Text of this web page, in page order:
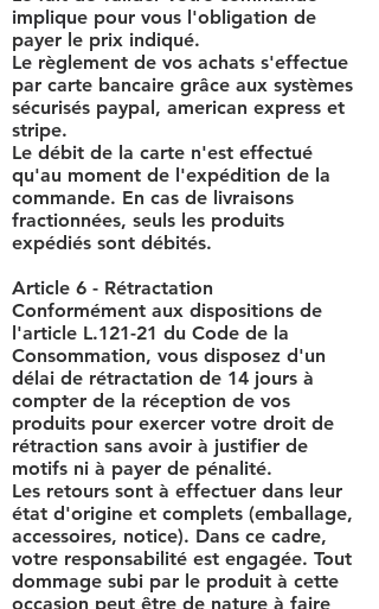
implique pour vous l'obligation de
payer le prix indiqué.
Le règlement de vos achats s'effectue
par carte bancaire grâce aux systèmes
sécurisés paypal, american express et
stripe.
Le débit de la carte n'est effectué
qu'au moment de l'expédition de la
commande. En cas de livraisons
fractionnées, seuls les produits
expédiés sont débités.
Article 6 - Rétractation
Conformément aux dispositions de
l'article L.121-21 du Code de la
Consommation, vous disposez d'un
délai de rétractation de 14 jours à
compter de la réception de vos
produits pour exercer votre droit de
rétraction sans avoir à justifier de
motifs ni à payer de pénalité.
Les retours sont à effectuer dans leur
état d'origine et complets (emballage,
accessoires, notice). Dans ce cadre,
votre responsabilité est engagée. Tout
dommage subi par le produit à cette
occasion peut être de nature à faire